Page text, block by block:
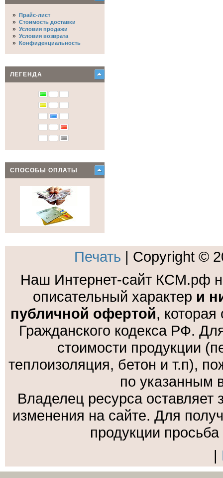
» Прайс-лист
» Стоимость доставки
» Условия продажи
» Условия возврата
» Конфиденциальность
ЛЕГЕНДА
СПОСОБЫ ОПЛАТЫ
Печать | Copyright ©
Наш Интернет-сайт КСМ.рф
описательный характер и
публичной офертой,
Гражданского кодекса РФ.
стоимости продукции
теплоизоляция, бетон и т.п),
по указанным
Владелец ресурса
изменения на сайте. Для
продукции
|